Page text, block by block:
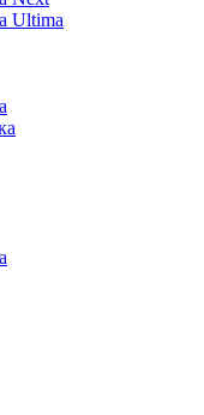
Ultima